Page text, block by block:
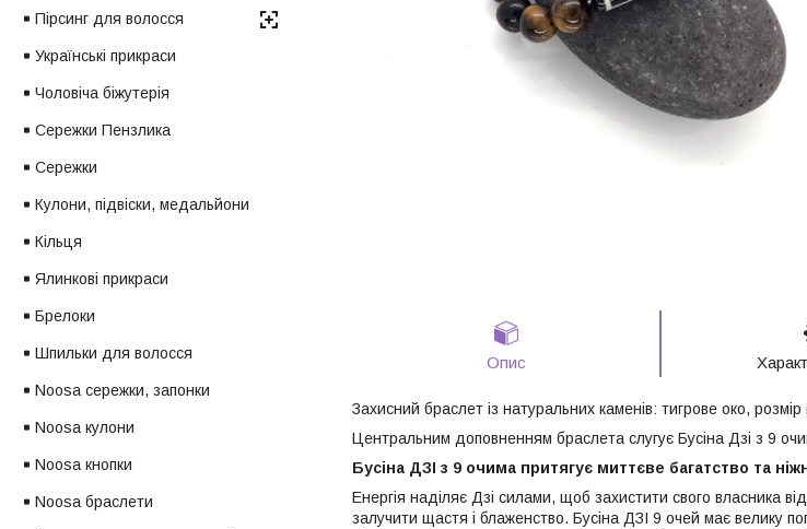
Опис
Захисний браслет із натуральних каменів: тигрове око,
Центральним доповненням браслета слугує Бусіна Дзі з 9
Бусіна ДЗІ з 9 очима притягує миттєве багатство та
Енергія наділяє Дзі силами, щоб захистити свого власника
залучити щастя і блаженство. Бусіна ДЗІ 9 очей має велику
Пірсинг для волосся
Українські прикраси
Чоловіча біжутерія
Сережки Пензлика
Сережки
Кулони, підвіски, медальйони
Кільця
Ялинкові прикраси
Брелоки
Шпильки для волосся
Noosa сережки, запонки
Noosa кулони
Noosa кнопки
Noosa браслети